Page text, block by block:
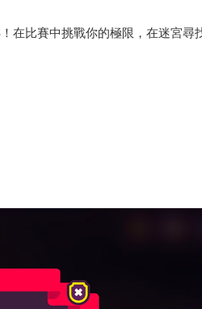
在比賽中挑戰你的極限，在迷宮尋